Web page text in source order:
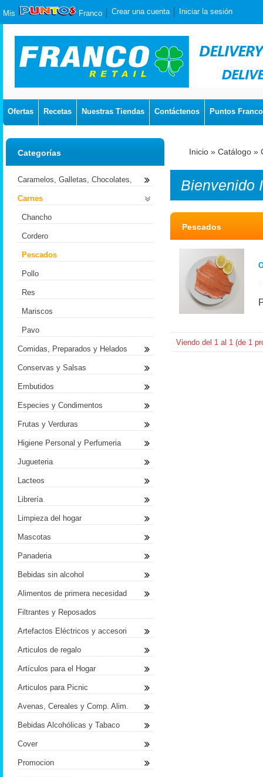
Mis Franco Crear una cuenta Iniciar la sesión
Ofertas Recetas Nuestras Tiendas Contáctenos Puntos Franco
Inicio » Catálogo »
Bienvenido
Pescados
Viendo del 1 al 1 (de 1
Categorías
Caramelos, Galletas, Chocolates,
Carnes
Chancho
Cordero
Pescados
Pollo
Res
Mariscos
Pavo
Comidas, Preparados y Helados
Conservas y Salsas
Embutidos
Especies y Condimentos
Frutas y Verduras
Higiene Personal y Perfumeria
Jugueteria
Lacteos
Librería
Limpieza del hogar
Mascotas
Panaderia
Bebidas sin alcohol
Alimentos de primera necesidad
Filtrantes y Reposados
Artefactos Eléctricos y accesori
Articulos de regalo
Artículos para el Hogar
Articulos para Picnic
Avenas, Cereales y Comp. Alim.
Bebidas Alcohólicas y Tabaco
Cover
Promocion